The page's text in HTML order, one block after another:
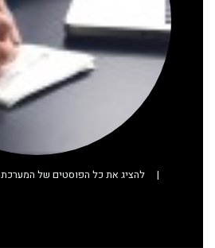
| להציג את כל הפוסטים של המערכת